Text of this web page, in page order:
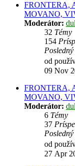
FRONTERA,
MOVANO,
Moderátor:
32 Témy
154
od
09 Nov
FRONTERA,
MOVANO,
Moderátor:
6 Témy
37
od
27 Apr